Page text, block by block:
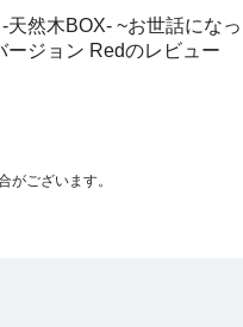
然木BOX- ~お世話にな
ジョン Redのレビュー
がございます。